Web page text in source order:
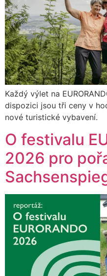
Každý výlet na
dispozici jsou tři ceny v
nové turistické vybavení.
O festivalu
2026 pro